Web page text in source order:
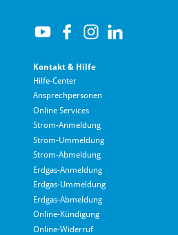
Kontakt & Hilfe
Hilfe-Center
Ansprechpersonen
Online Services
Strom-Anmeldung
Strom-Ummeldung
Strom-Abmeldung
Erdgas-Anmeldung
Erdgas-Ummeldung
Erdgas-Abmeldung
Online-Kündigung
Online-Widerruf